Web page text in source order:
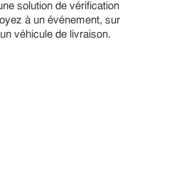
solution de vérification
à un événement, sur
véhicule de livraison.